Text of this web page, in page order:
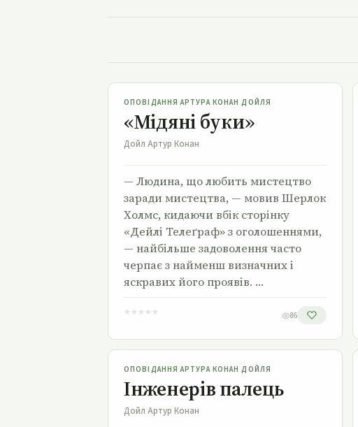
«Мідяні буки»
ОПОВІДАННЯ АРТУРА КОНАН ДОЙЛЯ
«Мідяні буки»
Дойл Артур Конан
— Людина, що любить мистецтво
заради мистецтва, — мовив Шерлок
Холмс, кидаючи вбік сторінку
«Дейлі Телеґраф» з оголошеннями,
— найбільше задоволення часто
черпає з найменш визначних і
яскравих його проявів. …
★ ★ ★ ★ ★ 86
Інженерів палець
ОПОВІДАННЯ АРТУРА КОНАН ДОЙЛЯ
Інженерів палець
Дойл Артур Конан